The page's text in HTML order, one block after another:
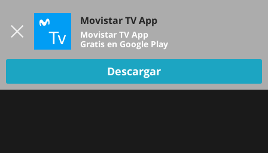
TV EN VIVO
Movistar TV App
Movistar TV App
Gratis en Google Play
Descargar